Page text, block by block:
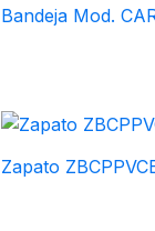
Bandeja Mod.
Zapato